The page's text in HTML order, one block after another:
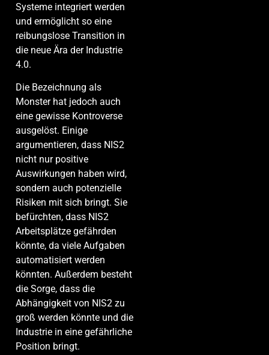
Systeme integriert werden
und ermöglicht so eine
reibungslose Transition in
die neue Ära der Industrie
4.0.
Die Bezeichnung als
Monster hat jedoch auch
eine gewisse Kontroverse
ausgelöst. Einige
argumentieren, dass NIS2
nicht nur positive
Auswirkungen haben wird,
sondern auch potenzielle
Risiken mit sich bringt. Sie
befürchten, dass NIS2
Arbeitsplätze gefährden
könnte, da viele Aufgaben
automatisiert werden
könnten. Außerdem besteht
die Sorge, dass die
Abhängigkeit von NIS2 zu
groß werden könnte und die
Industrie in eine gefährliche
Position bringt.